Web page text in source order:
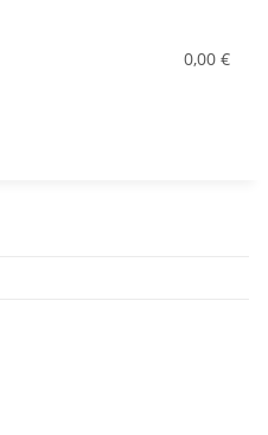
0,00 €